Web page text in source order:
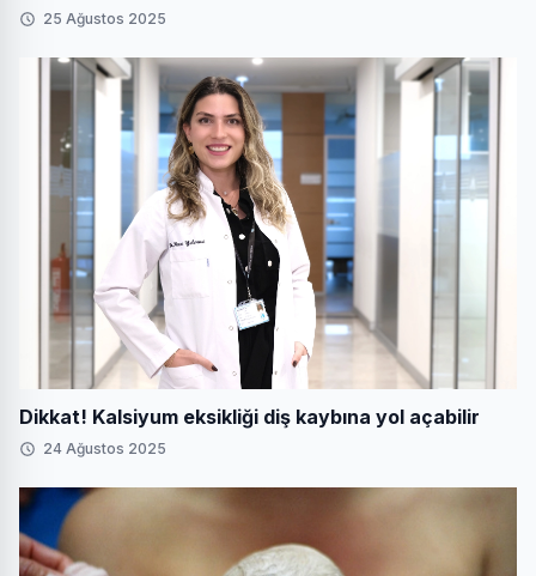
25 Ağustos 2025
Dikkat! Kalsiyum eksikliği diş kaybına yol açabilir
24 Ağustos 2025